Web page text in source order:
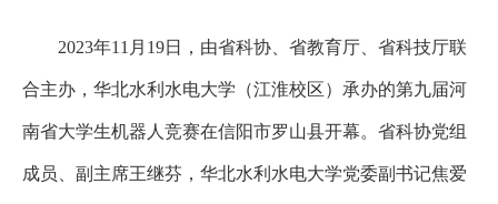
2023年11月19日，由省科协、省教育厅、省科技厅联
合主办，华北水利水电大学（江淮校区）承办的第九届河
南省大学生机器人竞赛在信阳市罗山县开幕。省科协党组
成员、副主席王继芬，华北水利水电大学党委副书记焦爱